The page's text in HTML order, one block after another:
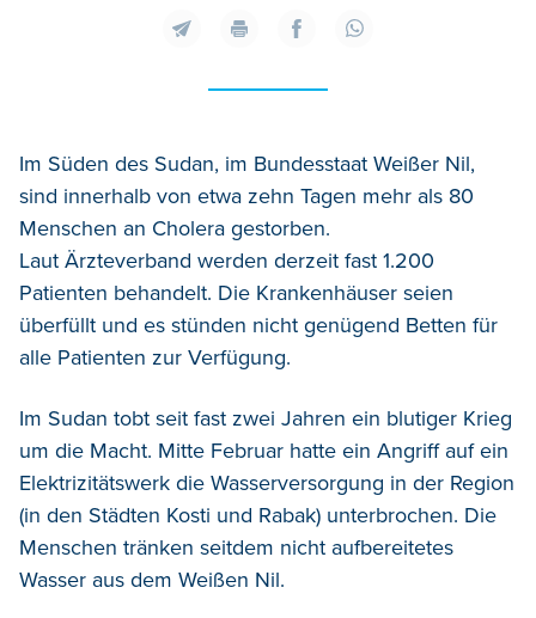
Im Süden des Sudan, im Bundesstaat Weißer Nil,
sind innerhalb von etwa zehn Tagen mehr als 80
Menschen an Cholera gestorben.
Laut Ärzteverband werden derzeit fast 1.200
Patienten behandelt. Die Krankenhäuser seien
überfüllt und es stünden nicht genügend Betten für
alle Patienten zur Verfügung.
Im Sudan tobt seit fast zwei Jahren ein blutiger Krieg
um die Macht. Mitte Februar hatte ein Angriff auf ein
Elektrizitätswerk die Wasserversorgung in der Region
(in den Städten Kosti und Rabak) unterbrochen. Die
Menschen tränken seitdem nicht aufbereitetes
Wasser aus dem Weißen Nil.